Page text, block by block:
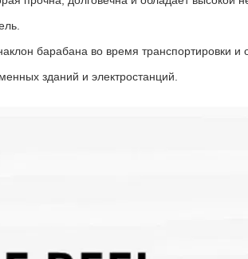
барабана во время транспортировки и
зданий и электростанций.